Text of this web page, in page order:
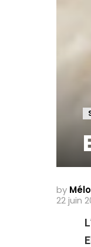
by
22 juin